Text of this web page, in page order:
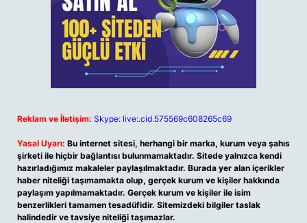
Reklam ve İletişim: Skype: live:.cid.575569c608265c69
Yasal Uyarı: Bu internet sitesi, herhangi bir marka, kurum veya şahıs
şirketi ile hiçbir bağlantısı bulunmamaktadır. Sitede yalnızca kendi
hazırladığımız makaleler paylaşılmaktadır. Burada yer alan içerikler
haber niteliği taşımamakta olup, gerçek kurum ve kişiler hakkında
paylaşım yapılmamaktadır. Gerçek kurum ve kişiler ile isim
benzerlikleri tamamen tesadüfidir. Sitemizdeki bilgiler taslak
halindedir ve tavsiye niteliği taşımazlar.